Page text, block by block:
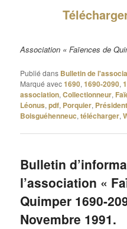
Association « Faïences de
Publié dans Bulletin de
Marqué avec1690,1690-2090,
association,Collectionneur,
Léonus,pdf, Porquier, Président
Boisguéhenneuc,télécharger,
Bulletin
l’association «
Quimper 1690-
Novembre 1991.